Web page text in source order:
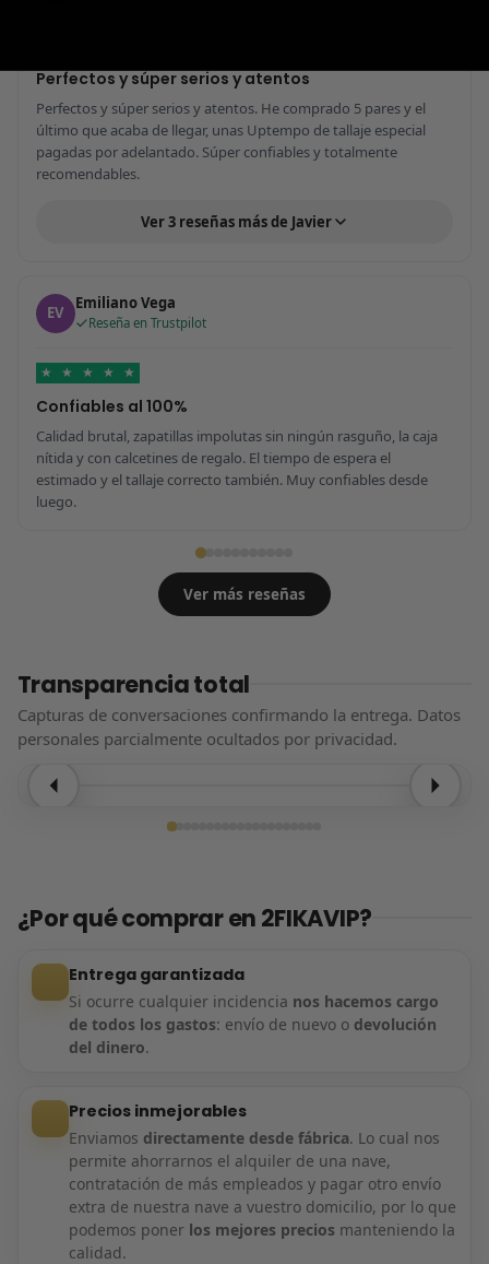
Perfectos y súper serios y atentos
Perfectos y súper serios y atentos. He comprado 5 pares y el
último que acaba de llegar, unas Uptempo de tallaje especial
pagadas por adelantado. Súper confiables y totalmente
recomendables.
Ver 3 reseñas más de Javier
EV Emiliano Vega
Reseña en Trustpilot
★ ★ ★ ★ ★
Confiables al 100%
Calidad brutal, zapatillas impolutas sin ningún rasguño, la caja
nítida y con calcetines de regalo. El tiempo de espera el
estimado y el tallaje correcto también. Muy confiables desde
luego.
Ver más reseñas
Transparencia total
Capturas de conversaciones confirmando la entrega. Datos
personales parcialmente ocultados por privacidad.
¿Por qué comprar en 2FIKAVIP?
Entrega garantizada
Si ocurre cualquier incidencia nos hacemos cargo
de todos los gastos: envío de nuevo o devolución
del dinero.
Precios inmejorables
Enviamos directamente desde fábrica. Lo cual nos
permite ahorrarnos el alquiler de una nave,
contratación de más empleados y pagar otro envío
extra de nuestra nave a vuestro domicilio, por lo que
podemos poner los mejores precios manteniendo la
calidad.